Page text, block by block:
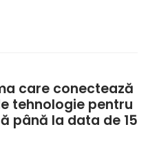
care conectează
tehnologie pentru
până la data de 15